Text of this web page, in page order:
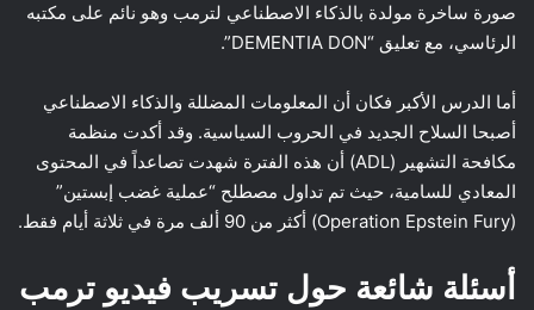
صورة ساخرة مولدة بالذكاء الاصطناعي لترمب وهو نائم على مكتبه
الرئاسي، مع تعليق “DEMENTIA DON”.
أما الدرس الأكبر فكان أن المعلومات المضللة والذكاء الاصطناعي
أصبحا السلاح الجديد في الحروب السياسية. وقد أكدت منظمة
مكافحة التشهير (ADL) أن هذه الفترة شهدت تصاعداً في المحتوى
المعادي للسامية، حيث تم تداول مصطلح “عملية غضب إبستين”
(Operation Epstein Fury) أكثر من 90 ألف مرة في ثلاثة أيام فقط.
أسئلة شائعة حول تسريب فيديو ترمب